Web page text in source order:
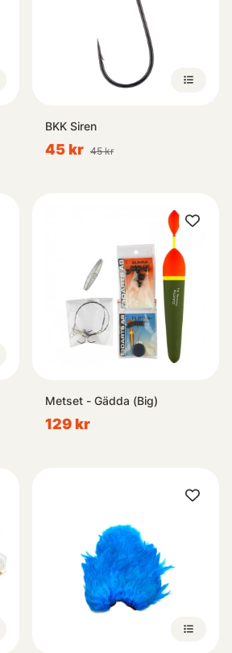
BKK Siren
45 kr 45 kr
Metset - Gädda (Big)
129 kr